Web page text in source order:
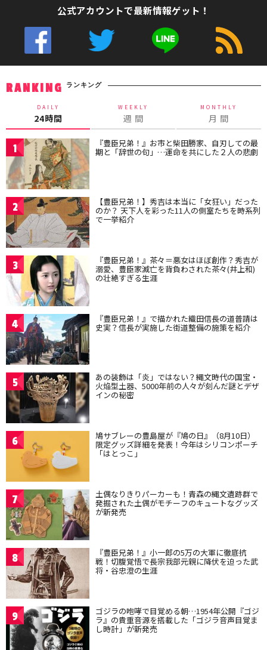
公式アカウントで最新情報ゲット！
RANKING ランキング
DAILY
24時間
WEEKLY
週 間
MONTHLY
月 間
1 『豊臣兄弟！』お市と柴田勝家、自刃しての最
期と「辞世の句」…運命を共にした２人の悲劇
2 【豊臣兄弟！】秀吉は本当に「女狂い」だった
のか？ 天下人を彩った11人の側室たちを時系列
で一挙紹介
3 『豊臣兄弟！』茶々＝悪女はほぼ創作？秀吉が
溺愛、豊臣家滅亡を背負わされた茶々(井上和)
の壮絶すぎる生涯
4 『豊臣兄弟！』で描かれた織田信長の道普請は
史実？信長が実施した街道整備の施策を紹介
5 あの装飾は「炎」ではない？縄文時代の国宝・
火焔型土器、5000年前の人々が刻んだ謎とデザ
インの秘密
6 鳩サブレーの豊島屋が『鳩の日』（8月10日）
限定グッズ詳細を発表！今年はシリコンポーチ
「はとっこ」
7 土偶なりきりパーカーも！青森の縄文遺跡群で
発掘された土偶がモチーフのキュートなグッズ
が新発売
8 『豊臣兄弟！』小一郎の5万の大軍に徹底抗
戦！切腹覚悟で長宗我部元親に降伏を迫った武
将・谷忠澄の生涯
9 ゴジラの咆哮で目覚める朝…1954年公開『ゴジ
ラ』の貴重音源を搭載した「ゴジラ音声目覚ま
し時計」が新発売